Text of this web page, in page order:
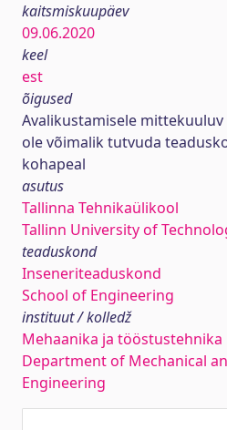
kaitsmiskuupäev
09.06.2020
keel
est
õigused
Avalikustamisele
ole võimalik tutvuda
kohapeal
asutus
Tallinna Tehnikaülikool
Tallinn University of
teaduskond
Inseneriteaduskond
School of Engineering
instituut / kolledž
Mehaanika ja
Department of Mechanical
Engineering